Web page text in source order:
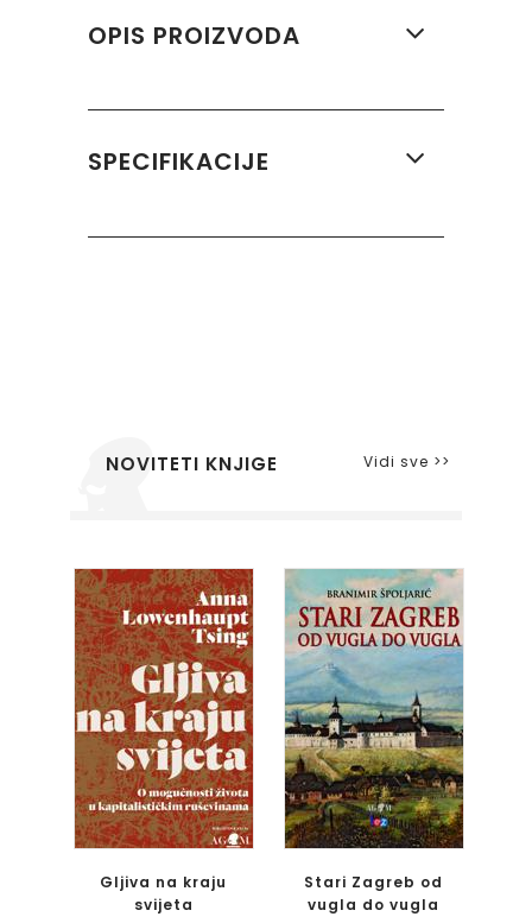
OPIS PROIZVODA
SPECIFIKACIJE
NOVITETI KNJIGE Vidi sve >>
Gljiva na kraju
svijeta
Stari Zagreb od
vugla do vugla